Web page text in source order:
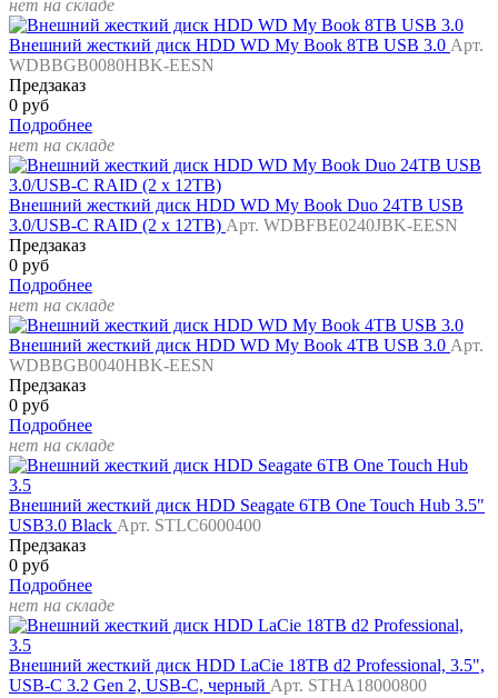
нет на складе
Внешний жесткий диск HDD WD My Book 8TB USB 3.0 Арт.
WDBBGB0080HBK-EESN
Предзаказ
0 руб
Подробнее
нет на складе
Внешний жесткий диск HDD WD My Book Duo 24TB USB
3.0/USB-C RAID (2 x 12TB) Арт. WDBFBE0240JBK-EESN
Предзаказ
0 руб
Подробнее
нет на складе
Внешний жесткий диск HDD WD My Book 4TB USB 3.0 Арт.
WDBBGB0040HBK-EESN
Предзаказ
0 руб
Подробнее
нет на складе
Внешний жесткий диск HDD Seagate 6TB One Touch Hub 3.5"
USB3.0 Black Арт. STLC6000400
Предзаказ
0 руб
Подробнее
нет на складе
Внешний жесткий диск HDD LaCie 18TB d2 Professional, 3.5",
USB-C 3.2 Gen 2, USB-C, черный Арт. STHA18000800